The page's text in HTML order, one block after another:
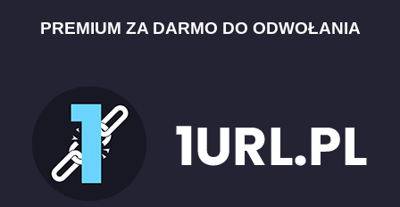
PREMIUM ZA DARMO DO ODWOŁANIA